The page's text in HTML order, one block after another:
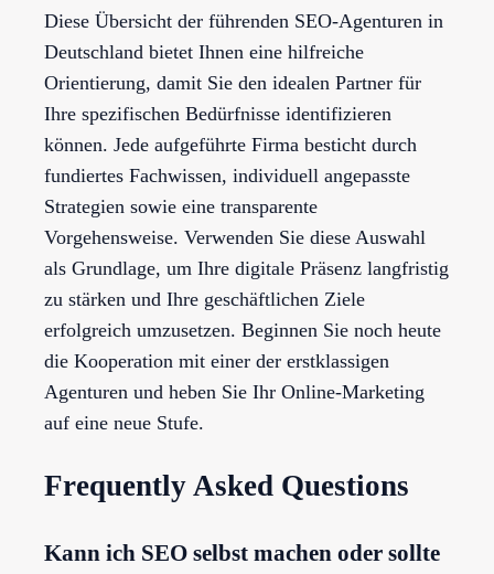
Diese Übersicht der führenden SEO-Agenturen in
Deutschland bietet Ihnen eine hilfreiche
Orientierung, damit Sie den idealen Partner für
Ihre spezifischen Bedürfnisse identifizieren
können. Jede aufgeführte Firma besticht durch
fundiertes Fachwissen, individuell angepasste
Strategien sowie eine transparente
Vorgehensweise. Verwenden Sie diese Auswahl
als Grundlage, um Ihre digitale Präsenz langfristig
zu stärken und Ihre geschäftlichen Ziele
erfolgreich umzusetzen. Beginnen Sie noch heute
die Kooperation mit einer der erstklassigen
Agenturen und heben Sie Ihr Online-Marketing
auf eine neue Stufe.
Frequently Asked Questions
Kann ich SEO selbst machen oder sollte